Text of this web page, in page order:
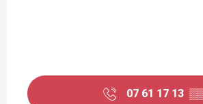
07 61 17 13